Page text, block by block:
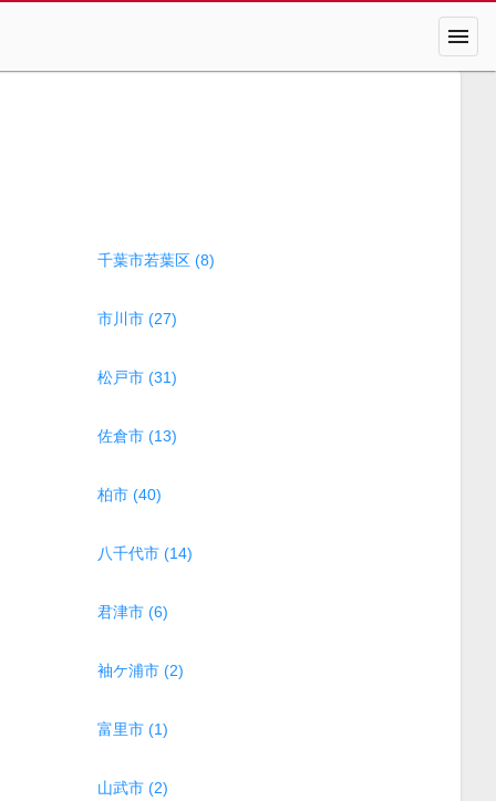
menu
千葉市若葉区 (8)
市川市 (27)
松戸市 (31)
佐倉市 (13)
柏市 (40)
八千代市 (14)
君津市 (6)
袖ケ浦市 (2)
富里市 (1)
山武市 (2)